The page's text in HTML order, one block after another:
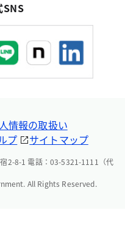
SNS
情報の取扱い
プ サイトマップ
2-8-1 電話：03-5321-1111（代
All Rights Reserved.